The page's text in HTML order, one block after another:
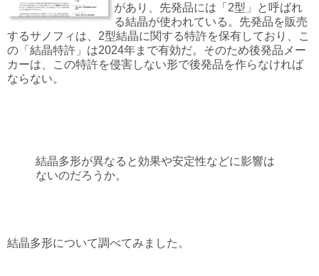
があり、先発品には「2型」と呼ばれ
る結晶が使われている。先発品を販売
するサノフィは、2型結晶に関する特許を保有しており、こ
の「結晶特許」は2024年まで有効だ。そのため後発品メー
カーは、この特許を侵害しない形で後発品を作らなければ
ならない。
結晶多形が異なると効果や安定性などに影響は
ないのだろうか。
結晶多形について調べてみました。